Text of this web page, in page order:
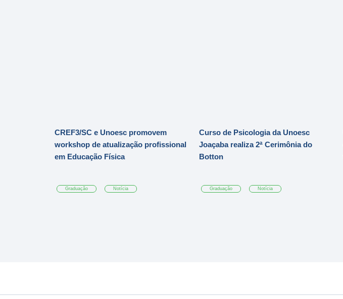
CREF3/SC e Unoesc promovem
workshop de atualização profissional
em Educação Física
Graduação Notícia
Curso de Psicologia da Unoesc
Joaçaba realiza 2ª Cerimônia do
Botton
Graduação Notícia